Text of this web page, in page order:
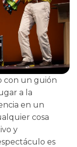
con un guión
a la
en un
cosa
y
es